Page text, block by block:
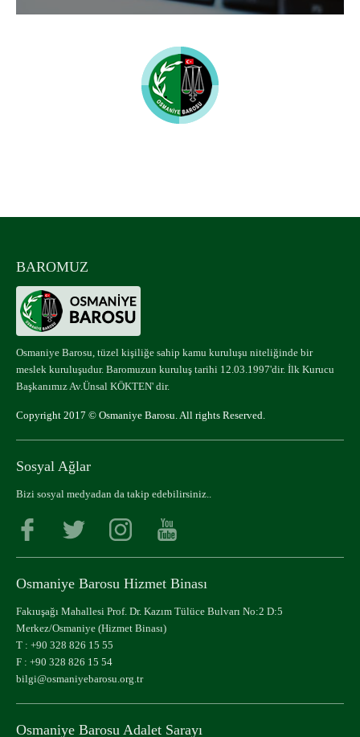
BAROMUZ
Osmaniye Barosu, tüzel kişiliğe sahip kamu kuruluşu niteliğinde bir
meslek kuruluşudur. Baromuzun kuruluş tarihi 12.03.1997'dir. İlk Kurucu
Başkanımız Av.Ünsal KÖKTEN' dir.
Copyright 2017 © Osmaniye Barosu. All rights Reserved.
Sosyal Ağlar
Bizi sosyal medyadan da takip edebilirsiniz..
Osmaniye Barosu Hizmet Binası
Fakıuşağı Mahallesi Prof. Dr. Kazım Tülüce Bulvarı No:2 D:5
Merkez/Osmaniye (Hizmet Binası)
T : +90 328 826 15 55
F : +90 328 826 15 54
bilgi@osmaniyebarosu.org.tr
Osmaniye Barosu Adalet Sarayı